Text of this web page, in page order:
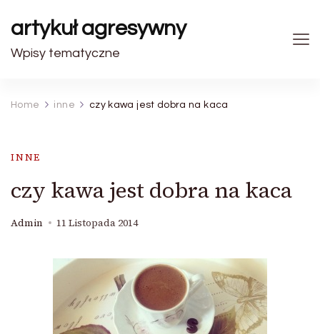
artykuł agresywny
Wpisy tematyczne
Home inne czy kawa jest dobra na kaca
INNE
czy kawa jest dobra na kaca
Admin 11 Listopada 2014